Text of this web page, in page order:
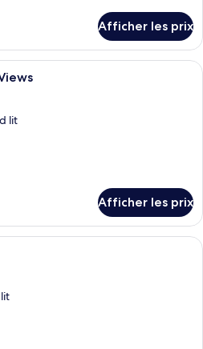
Afficher les prix
Literie de qualité, minibar, coffre-
lit
Afficher les prix
Literie de qualité, minibar, coffre-